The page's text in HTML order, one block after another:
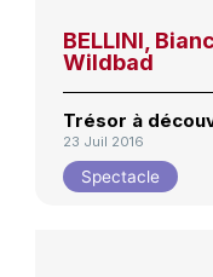
BELLINI,
Wildbad
Trésor à
23 Juil 2016
Spectacle